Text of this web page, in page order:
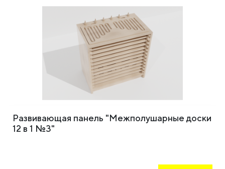
Развивающая панель "Межполушарные доски
12 в 1 №3"